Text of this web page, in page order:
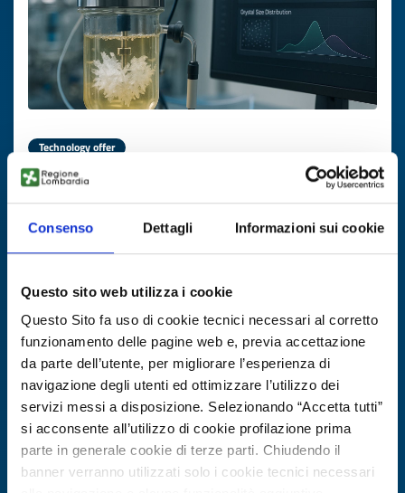
Consenso Dettagli Informazioni sui cookie
Questo sito web utilizza i cookie
Questo Sito fa uso di cookie tecnici necessari al corretto
funzionamento delle pagine web e, previa accettazione
da parte dell’utente, per migliorare l’esperienza di
navigazione degli utenti ed ottimizzare l’utilizzo dei
servizi messi a disposizione. Selezionando “Accetta tutti”
si acconsente all’utilizzo di cookie profilazione prima
parte in generale cookie di terze parti. Chiudendo il
banner verranno utilizzati solo i cookie tecnici necessari
Technology offer
Cristallizzazione API con AI
ID: TOIE20250821014
Expires on20 febbraio 2027